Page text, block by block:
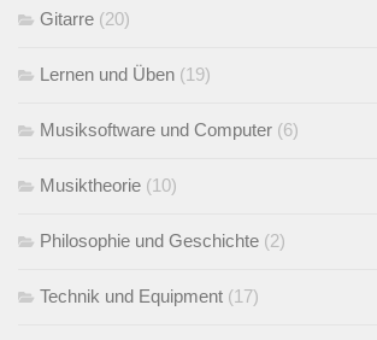
Gitarre (20)
Lernen und Üben (19)
Musiksoftware und Computer (6)
Musiktheorie (10)
Philosophie und Geschichte (2)
Technik und Equipment (17)